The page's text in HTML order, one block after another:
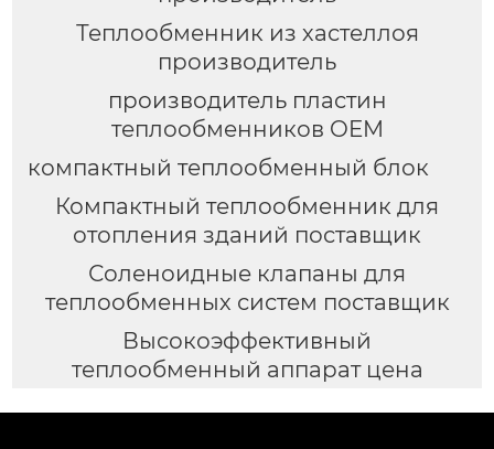
Теплообменник из хастеллоя
производитель
производитель пластин
теплообменников OEM
компактный теплообменный блок
Компактный теплообменник для
отопления зданий поставщик
Соленоидные клапаны для
теплообменных систем поставщик
Высокоэффективный
теплообменный аппарат цена